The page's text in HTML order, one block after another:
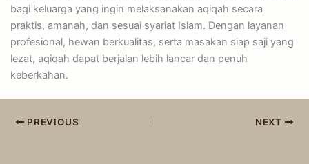
bagi keluarga yang ingin melaksanakan aqiqah secara
praktis, amanah, dan sesuai syariat Islam. Dengan layanan
profesional, hewan berkualitas, serta masakan siap saji yang
lezat, aqiqah dapat berjalan lebih lancar dan penuh
keberkahan.
PREVIOUS NEXT